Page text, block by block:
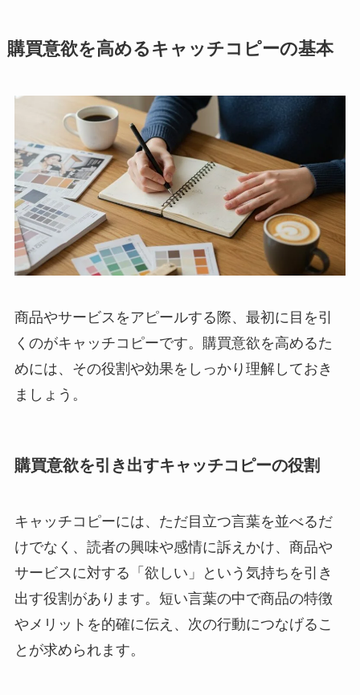
購買意欲を高めるキャッチコピーの基本
商品やサービスをアピールする際、最初に目を引
くのがキャッチコピーです。購買意欲を高めるた
めには、その役割や効果をしっかり理解しておき
ましょう。
購買意欲を引き出すキャッチコピーの役割
キャッチコピーには、ただ目立つ言葉を並べるだ
けでなく、読者の興味や感情に訴えかけ、商品や
サービスに対する「欲しい」という気持ちを引き
出す役割があります。短い言葉の中で商品の特徴
やメリットを的確に伝え、次の行動につなげるこ
とが求められます。